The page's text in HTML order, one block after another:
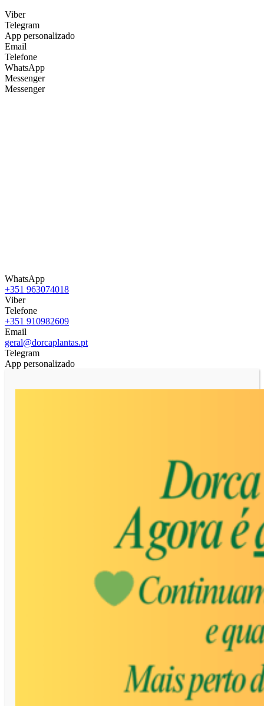
Viber
Telegram
App personalizado
Email
Telefone
WhatsApp
Messenger
Messenger
WhatsApp
+351 963074018
Viber
Telefone
+351 910982609
Email
geral@dorcaplantas.pt
Telegram
App personalizado